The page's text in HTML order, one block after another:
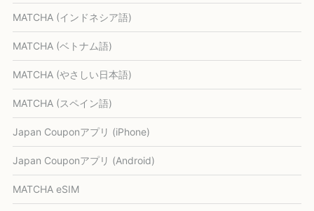
MATCHA (インドネシア語)
MATCHA (ベトナム語)
MATCHA (やさしい日本語)
MATCHA (スペイン語)
Japan Couponアプリ (iPhone)
Japan Couponアプリ (Android)
MATCHA eSIM